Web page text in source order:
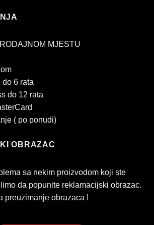
MJESTU
6 rata
do 12 rata
( po ponudi)
OBRAZAC
sa nekim proizvodom koji ste
da popunite reklamacijski obrazac.
preuzimanje obrazaca !